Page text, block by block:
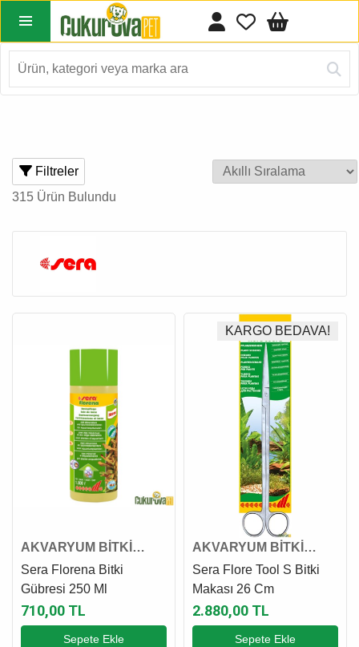
Filtreler
315 Ürün Bulundu
AKVARYUM BİTKİ
KATKI VE GÜBRESİ
Sera Florena Bitki
Gübresi 250 Ml
710,00 TL
Sepete Ekle
KARGO BEDAVA!
AKVARYUM BİTKİ
MAKAS VE MAŞASI
Sera Flore Tool S Bitki
Makası 26 Cm
2.880,00 TL
Sepete Ekle